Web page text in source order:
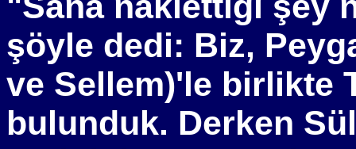
şöyle dedi: Biz,
ve Sellem)'le birlikte
bulunduk. Derken